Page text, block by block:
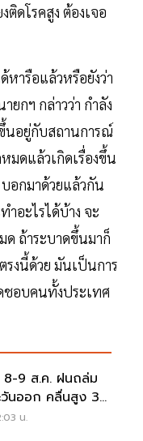
ดโรคสูง ต้องเจอ
หารือแล้วหรือยังว่า
ยกฯ กล่าวว่า กำลัง
นอยู่กับสถานการณ์
มดแล้วเกิดเรื่องขึ้น
อกมาด้วยแล้วกัน
อะไรได้บ้าง จะ
ถ้าระบาดขึ้นมาก็
งนี้ด้วย มันเป็นการ
ชอบคนทั้งประเทศ
8-9 ส.ค. ฝนถล่ม
วันออก คลื่นสูง 3
น.